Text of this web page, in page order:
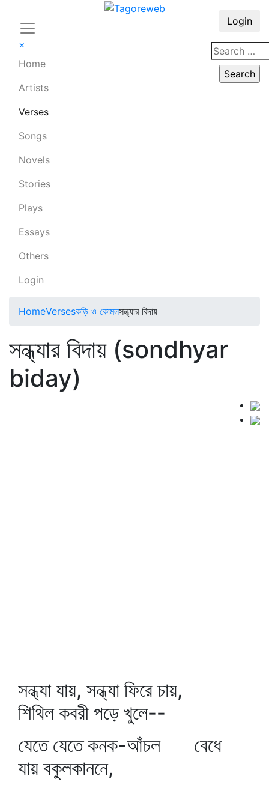
×
Home
Artists
Verses
Songs
Novels
Stories
Plays
Essays
Others
Login
Login
HomeVersesকড়ি ও কোমলসন্ধ্যার বিদায়
সন্ধ্যার বিদায় (sondhyar
biday)
সন্ধ্যা যায়, সন্ধ্যা ফিরে চায়,
শিথিল কবরী পড়ে খুলে--
যেতে যেতে কনক-আঁচল বেধে
যায় বকুলকাননে,